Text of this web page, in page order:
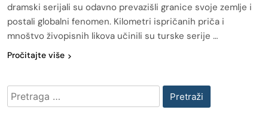
dramski serijali su odavno prevazišli granice svoje zemlje i
postali globalni fenomen. Kilometri ispričanih priča i
mnoštvo živopisnih likova učinili su turske serije …
Pročitajte više
Pretraga
za: